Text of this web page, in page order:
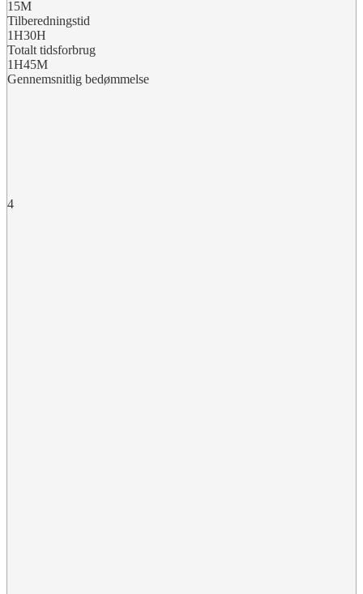
15M
Tilberedningstid
1H30H
Totalt tidsforbrug
1H45M
Gennemsnitlig bedømmelse
4